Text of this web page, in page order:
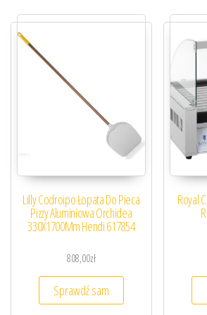
Lilly Codroipo Łopata Do Pieca
Pizzy Aluminiowa Orchidea
330X1700Mm Hendi 617854
808,00zł
Sprawdź sam
Royal